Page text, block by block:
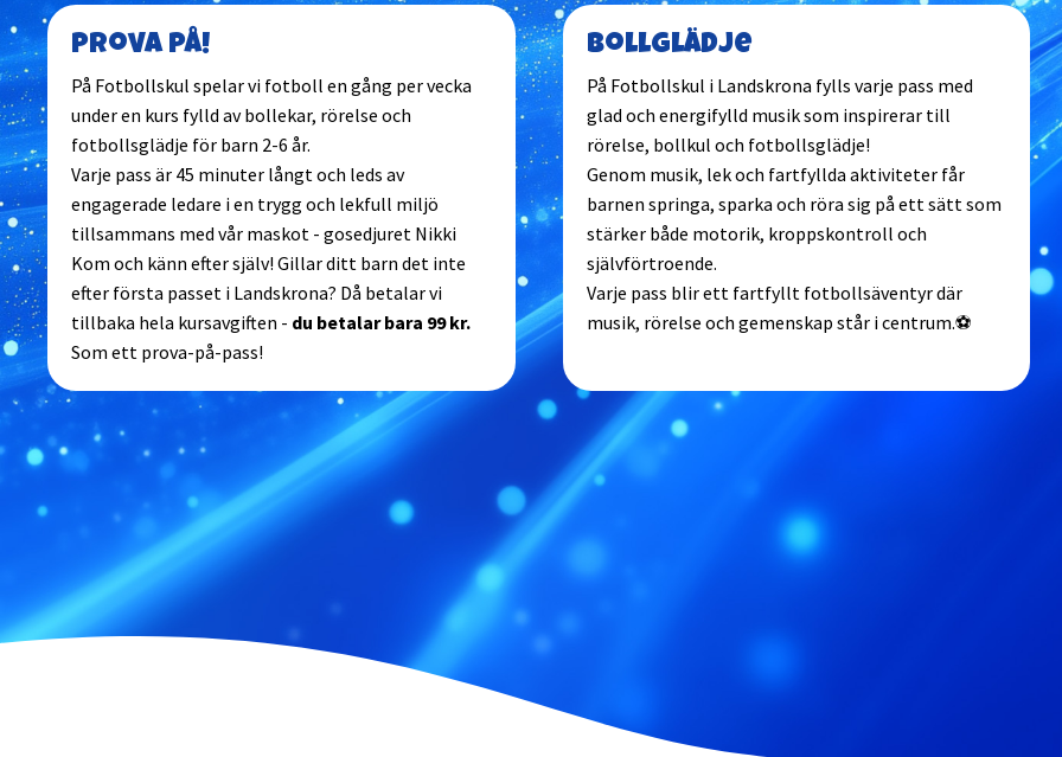
Prova på!
På Fotbollskul spelar vi fotboll en gång per vecka
under en kurs fylld av bollekar, rörelse och
fotbollsglädje för barn 2-6 år.
Varje pass är 45 minuter långt och leds av
engagerade ledare i en trygg och lekfull miljö
tillsammans med vår maskot - gosedjuret Nikki
Kom och känn efter själv! Gillar ditt barn det inte
efter första passet i Landskrona? Då betalar vi
tillbaka hela kursavgiften - du betalar bara 99 kr.
Som ett prova-på-pass!
Bollglädje
På Fotbollskul i Landskrona fylls varje pass med
glad och energifylld musik som inspirerar till
rörelse, bollkul och fotbollsglädje!
Genom musik, lek och fartfyllda aktiviteter får
barnen springa, sparka och röra sig på ett sätt som
stärker både motorik, kroppskontroll och
självförtroende.
Varje pass blir ett fartfyllt fotbollsäventyr där
musik, rörelse och gemenskap står i centrum.⚽